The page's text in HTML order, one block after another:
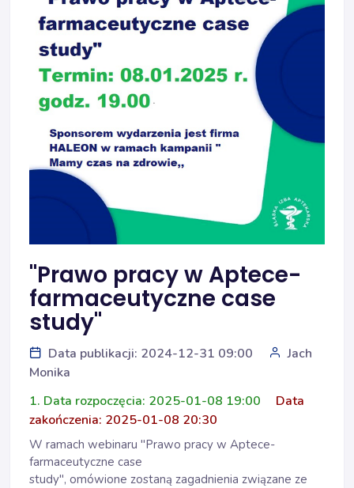
"Prawo pracy w Aptece-
farmaceutyczne case
study"
Data publikacji: 2024-12-31 09:00
Jach
Monika
1. Data rozpoczęcia: 2025-01-08 19:00
Data
zakończenia: 2025-01-08 20:30
W ramach webinaru "Prawo pracy w Aptece-
farmaceutyczne case
study", omówione zostaną zagadnienia związane ze